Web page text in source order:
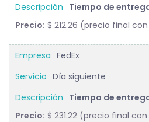
Tiempo de
Precio: $ 212.26 (precio final con
FedEx
Día siguiente
Tiempo de
Precio: $ 231.22 (precio final con